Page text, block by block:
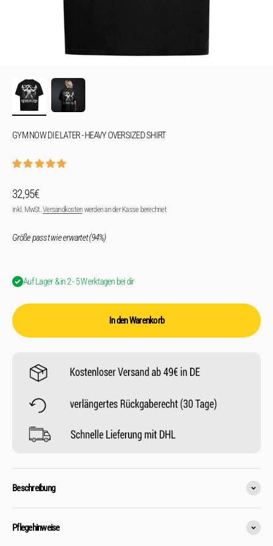
GYM NOW DIE LATER - HEAVY OVERSIZED SHIRT
Angebot
32,95€
inkl. MwSt.Versandkostenwerden an der Kasse berechnet
Größe passt wie erwartet (94%)
Auf Lager & in 2 - 5 Werktagen bei dir
In den Warenkorb
Beschreibung
Pflegehinweise